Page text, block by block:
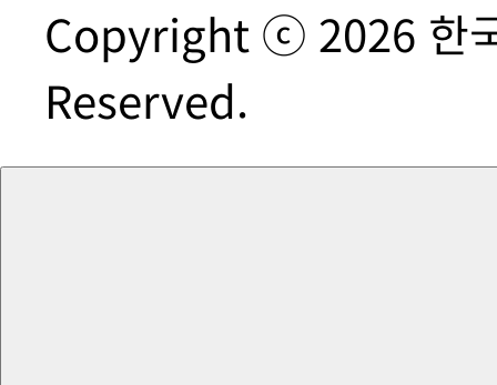
Copyright ⓒ 2026 한
Reserved.